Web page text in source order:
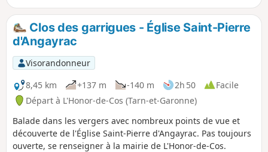
Clos des garrigues - Église Saint-Pierre
d'Angayrac
Visorandonneur
8,45 km
+137 m -140 m 2h 50
Facile
Départ à L'Honor-de-Cos (Tarn-et-Garonne)
Balade dans les vergers avec nombreux points de vue et
découverte de l'Église Saint-Pierre d'Angayrac. Pas toujours
ouverte, se renseigner à la mairie de L'Honor-de-Cos.